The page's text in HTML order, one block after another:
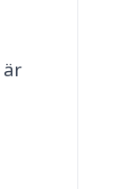
är